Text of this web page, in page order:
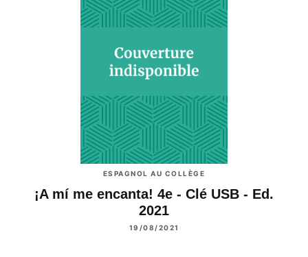
ESPAGNOL AU COLLÈGE
¡A mí me encanta! 4e - Clé USB - Ed.
2021
19/08/2021